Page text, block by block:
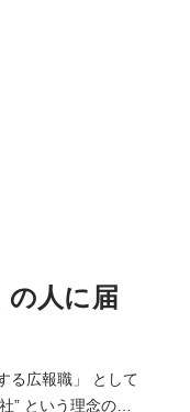
の人に届
る広報職」 として